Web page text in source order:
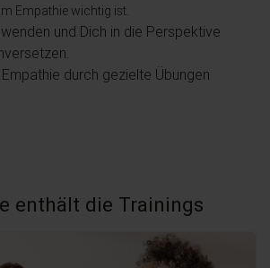
Empathie wichtig ist.
und Dich in die Perspektive
durch gezielte Übungen
enthält die Trainings